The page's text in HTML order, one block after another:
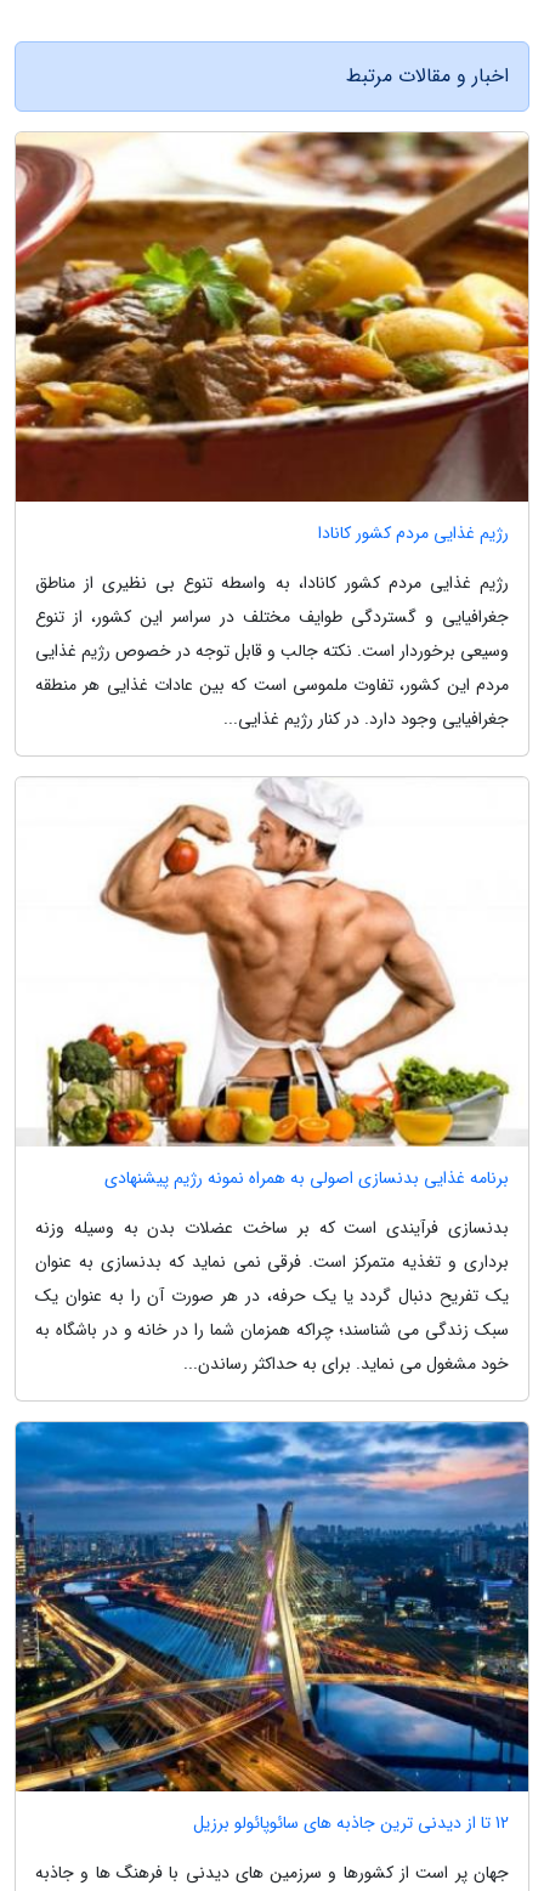
اخبار و مقالات مرتبط
رژیم غذایی مردم کشور کانادا
رژیم غذایی مردم کشور کانادا، به واسطه تنوع بی نظیری از مناطق
جغرافیایی و گستردگی طوایف مختلف در سراسر این کشور، از تنوع
وسیعی برخوردار است. نکته جالب و قابل توجه در خصوص رژیم غذایی
مردم این کشور، تفاوت ملموسی است که بین عادات غذایی هر منطقه
جغرافیایی وجود دارد. در کنار رژیم غذایی...
برنامه غذایی بدنسازی اصولی به همراه نمونه رژیم پیشنهادی
بدنسازی فرآیندی است که بر ساخت عضلات بدن به وسیله وزنه
برداری و تغذیه متمرکز است. فرقی نمی نماید که بدنسازی به عنوان
یک تفریح دنبال گردد یا یک حرفه، در هر صورت آن را به عنوان یک
سبک زندگی می شناسند؛ چراکه همزمان شما را در خانه و در باشگاه به
خود مشغول می نماید. برای به حداکثر رساندن...
12 تا از دیدنی ترین جاذبه های سائوپائولو برزیل
جهان پر است از کشورها و سرزمین های دیدنی با فرهنگ ها و جاذبه